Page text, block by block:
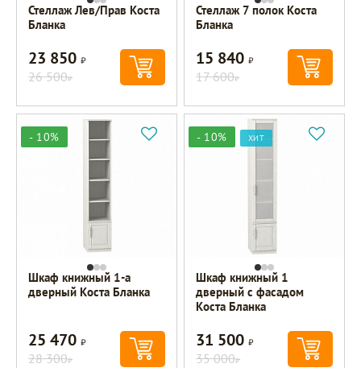
Стеллаж Лев/Прав Коста
Бланка
23 850Р
26 500Р
Стеллаж 7 полок Коста
Бланка
15 840Р
17 600Р
- 10%
Шкаф книжный 1-а
дверный Коста Бланка
25 470Р
28 300Р
- 10% ХИТ
Шкаф книжный 1
дверный с фасадом
Коста Бланка
31 500Р
35 000Р